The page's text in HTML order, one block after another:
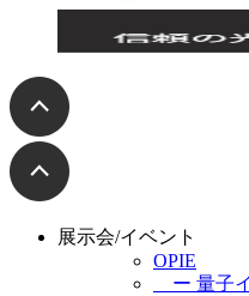
展示会/イベント
OPIE
ー 量子